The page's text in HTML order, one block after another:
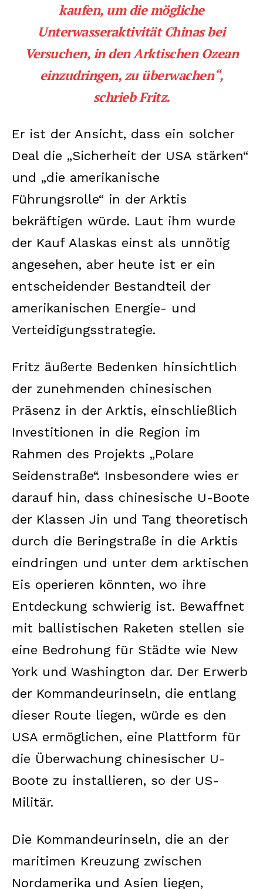
kaufen, um die mögliche
Unterwasseraktivität Chinas bei
Versuchen, in den Arktischen Ozean
einzudringen, zu überwachen“,
schrieb Fritz.
Er ist der Ansicht, dass ein solcher
Deal die „Sicherheit der USA stärken“
und „die amerikanische
Führungsrolle“ in der Arktis
bekräftigen würde. Laut ihm wurde
der Kauf Alaskas einst als unnötig
angesehen, aber heute ist er ein
entscheidender Bestandteil der
amerikanischen Energie- und
Verteidigungsstrategie.
Fritz äußerte Bedenken hinsichtlich
der zunehmenden chinesischen
Präsenz in der Arktis, einschließlich
Investitionen in die Region im
Rahmen des Projekts „Polare
Seidenstraße“. Insbesondere wies er
darauf hin, dass chinesische U-Boote
der Klassen Jin und Tang theoretisch
durch die Beringstraße in die Arktis
eindringen und unter dem arktischen
Eis operieren könnten, wo ihre
Entdeckung schwierig ist. Bewaffnet
mit ballistischen Raketen stellen sie
eine Bedrohung für Städte wie New
York und Washington dar. Der Erwerb
der Kommandeurinseln, die entlang
dieser Route liegen, würde es den
USA ermöglichen, eine Plattform für
die Überwachung chinesischer U-
Boote zu installieren, so der US-
Militär.
Die Kommandeurinseln, die an der
maritimen Kreuzung zwischen
Nordamerika und Asien liegen,